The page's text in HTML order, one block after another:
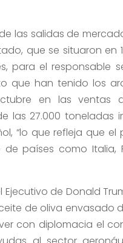
las salidas de
que se situaron en
para el responsable
que han tenido los
en las ventas
las 27.000 toneladas
“lo que refleja que
países como Italia,
Ejecutivo de Donald
de oliva envasado
con diplomacia el